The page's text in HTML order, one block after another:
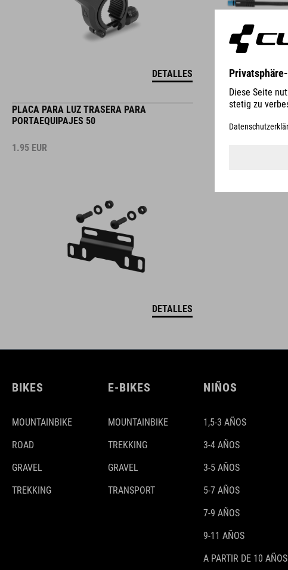
DETALLES
PLACA PARA LUZ TRASERA PARA
PORTAEQUIPAJES 50
1.95 EUR
DETALLES
BIKES
MOUNTAINBIKE
ROAD
GRAVEL
TREKKING
E-BIKES
MOUNTAINBIKE
TREKKING
GRAVEL
TRANSPORT
NIÑOS
1,5-3 AÑOS
3-4 AÑOS
3-5 AÑOS
5-7 AÑOS
7-9 AÑOS
9-11 AÑOS
A PARTIR DE 10 AÑOS